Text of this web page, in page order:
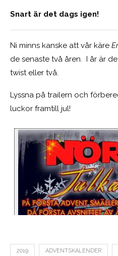
Snart är det dags igen!
Ni minns kanske att vår käre
de senaste två åren. I år är
twist eller två.
Lyssna på trailern och
luckor framtill jul!
2019 ADVENTSKALENDER